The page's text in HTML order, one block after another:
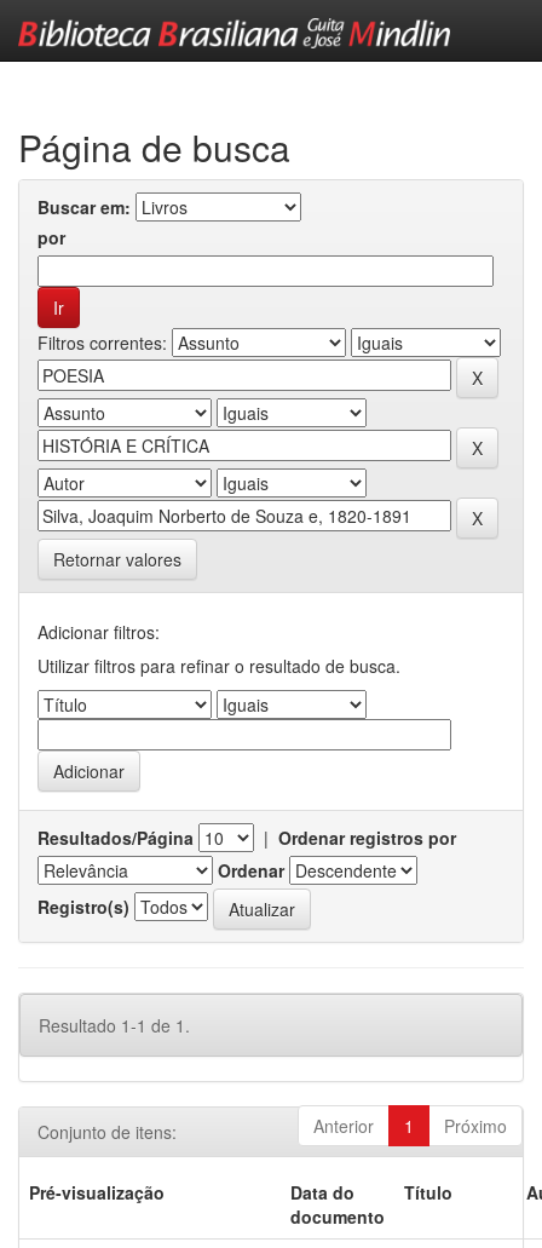
Página de busca
Buscar em:
por
Filtros correntes:
Retornar valores
Adicionar filtros:
Utilizar filtros para refinar o resultado de busca.
Resultados/Página | Ordenar registros por
Ordenar
Registro(s)
Resultado 1-1 de 1.
Anterior 1 Próximo
Conjunto de itens:
Pré-visualização
Data do
documento
Título